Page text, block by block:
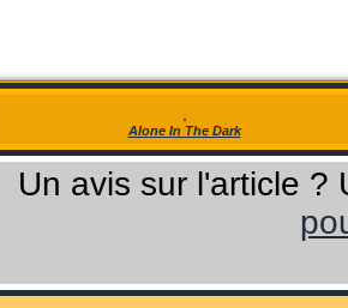
Alone In The Dark
Un avis sur l'article